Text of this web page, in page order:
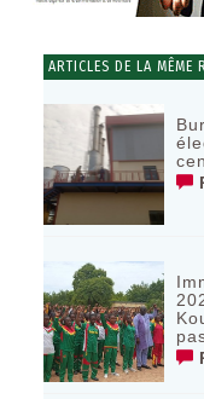
ARTICLES DE LA MÊME